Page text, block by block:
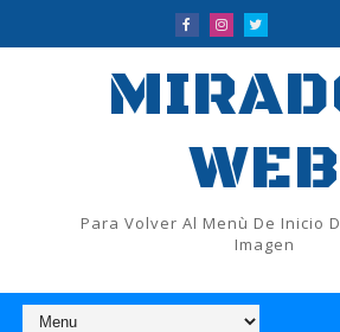
WEB
Para Volver Al Menù De Inicio
Imagen